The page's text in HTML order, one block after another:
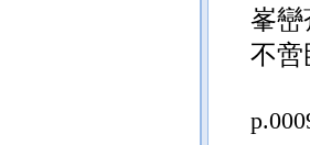
峯巒
不啻